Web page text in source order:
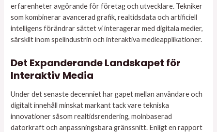
erfarenheter avgörande för företag och utvecklare. Tekniker
som kombinerar avancerad grafik, realtidsdata och artificiell
intelligens förändrar sättet vi interagerar med digitala medier,
särskilt inom spelindustrin och interaktiva medieapplikationer.
Det Expanderande Landskapet för
Interaktiv Media
Under det senaste decenniet har gapet mellan användare och
digitalt innehåll minskat markant tack vare tekniska
innovationer såsom realtidsrendering, molnbaserad
datorkraft och anpassningsbara gränssnitt. Enligt en rapport